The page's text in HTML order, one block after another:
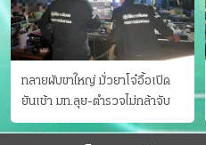
ทลายผับขาใหญ่ มั่วยาโจ๋อื้อเปิด
ยันเช้า มท.ลุย-ตำรวจไม่กล้าจับ